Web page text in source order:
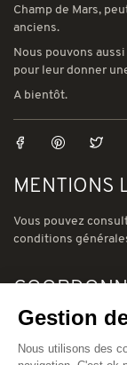
Champ de Mars,
anciens.
Nous pouvons
pour leur donner
A bientôt.
MENTIONS
Vous pouvez
conditions
78 avenue de
Phone: (00) 33 1
Gestion
Nous utilisons des